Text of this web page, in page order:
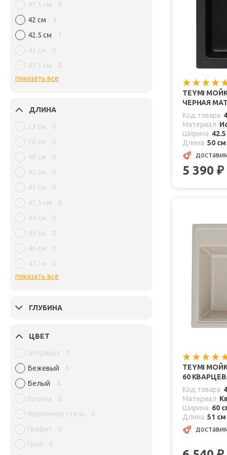
41.5 см
0
42 см
4
42.5 см
1
43 см
0
43.5 см
0
показать все
ДЛИНА
23 см
0
38 см
0
40 см
0
42 см
0
43 см
0
43.5 см
0
44 см
0
45 см
0
46 см
0
47 см
0
показать все
ГЛУБИНА
ЦВЕТ
Антрацит
0
Бежевый
6
Белый
4
Бронза
0
Вороненая сталь
0
Графит
0
Грей
0
TEYMI
ЧЕРНАЯ
Код товара
Материал
Ширина
Длина 50 см
5 390 ₽
TEYMI
60
Код товара
Материал
Ширина 60
Длина 51 см